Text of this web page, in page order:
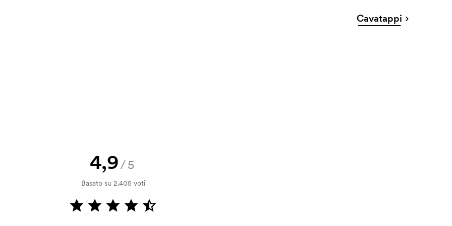
al momento della stampa.
da stampare. Se ripeti lo stesso
Cavatappi
4,9/5
Basato su 2.405 voti